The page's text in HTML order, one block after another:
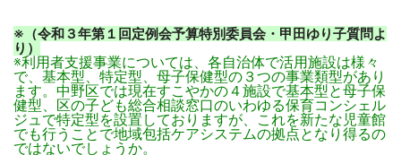
※（令和３年第１回定例会予算特別委員会・甲田ゆり子質問よ
り）
※利用者支援事業については、各自治体で活用施設は様々
で、基本型、特定型、母子保健型の３つの事業類型があり
ます。中野区では現在すこやかの４施設で基本型と母子保
健型、区の子ども総合相談窓口のいわゆる保育コンシェル
ジュで特定型を設置しておりますが、これを新たな児童館
でも行うことで地域包括ケアシステムの拠点となり得るの
ではないでしょうか。